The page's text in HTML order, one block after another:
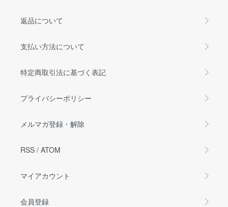
返品について
支払い方法について
特定商取引法に基づく表記
プライバシーポリシー
メルマガ登録・解除
RSS / ATOM
マイアカウント
会員登録